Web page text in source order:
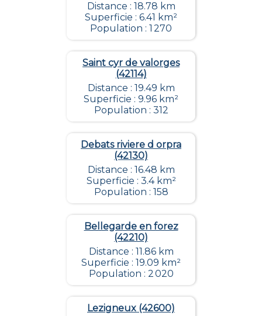
Distance : 18.78 km
Superficie : 6.41 km²
Population : 1 270
Saint cyr de valorges
(42114)
Distance : 19.49 km
Superficie : 9.96 km²
Population : 312
Debats riviere d orpra
(42130)
Distance : 16.48 km
Superficie : 3.4 km²
Population : 158
Bellegarde en forez
(42210)
Distance : 11.86 km
Superficie : 19.09 km²
Population : 2 020
Lezigneux (42600)